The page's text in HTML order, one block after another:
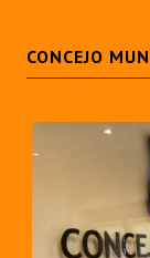
CONCEJO